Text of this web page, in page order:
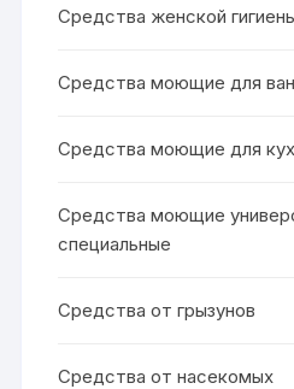
Средства женской
Средства моющие для
Средства моющие для
Средства моющие
специальные
Средства от грызунов
Средства от насекомых